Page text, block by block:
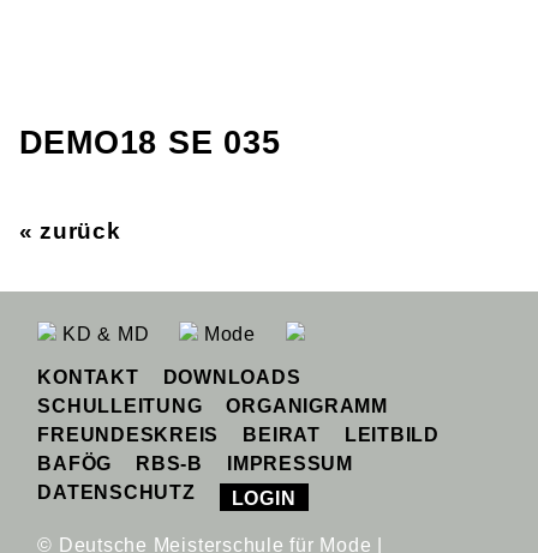
DEMO18 SE 035
« zurück
KD & MD Mode
KONTAKT
DOWNLOADS
SCHULLEITUNG
ORGANIGRAMM
FREUNDESKREIS
BEIRAT
LEITBILD
BAFÖG
RBS-B
IMPRESSUM
DATENSCHUTZ
LOGIN
© Deutsche Meisterschule für Mode |